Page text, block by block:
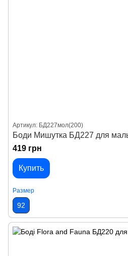
Артикул: БД227мол(200)
Боди Мишутка БД227 для
419 грн
Купить
Размер
92